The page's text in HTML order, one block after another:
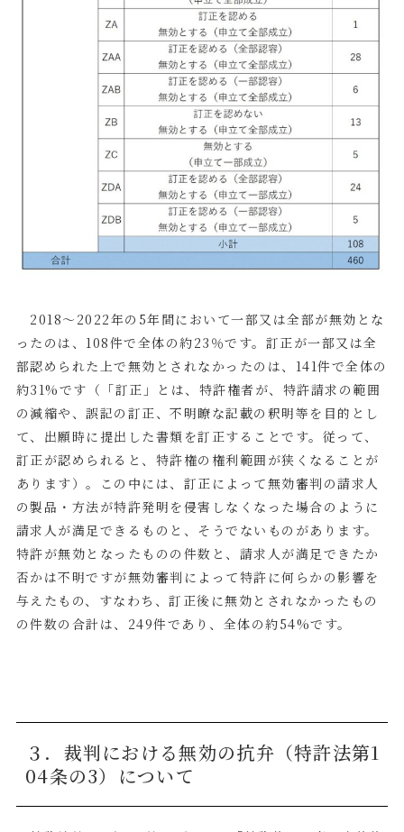
2018～ 2022年の 5年間において一部又は全部が無効とな
ったのは、 108件で全体の約23 ％です。訂正が一部又は全
部認められた上で無効とされなかったのは、 141件で全体の
約31%です（「訂正」とは、特許権者が、特許請求の範囲
の減縮や、誤記の訂正、不明瞭な記載の釈明等を目的とし
て、出願時に提出した書類を訂正することです。従って、
訂正が認められると、特許権の権利範囲が狭くなることが
あります）。この中には、訂正によって無効審判の請求人
の製品・方法が特許発明を侵害しなくなった場合のように
請求人が満足できるものと、そうでないものがあります。
特許が無効となったものの件数と、請求人が満足できたか
否かは不明ですが無効審判によって特許に何らかの影響を
与えたもの、すなわち、訂正後に無効とされなかったもの
の件数の合計は、 249件であり、全体の約54%です。
３．裁判における無効の抗弁（特許法第1
04条の3）について